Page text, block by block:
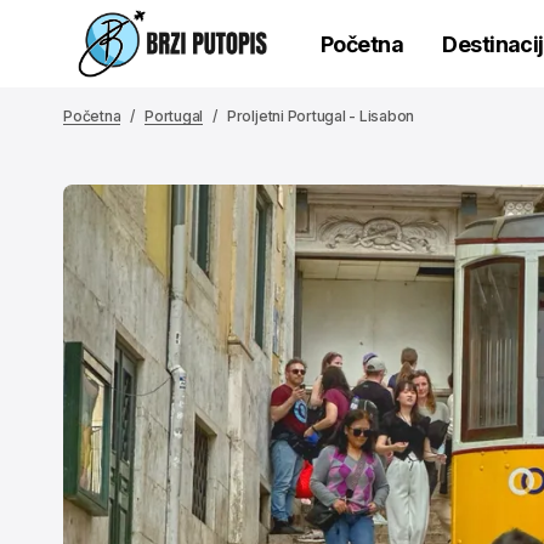
Početna
Početna Portugal Proljetni Portugal - Lisabon